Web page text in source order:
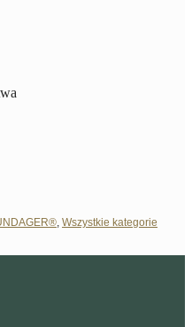
Wszystkie kategorie